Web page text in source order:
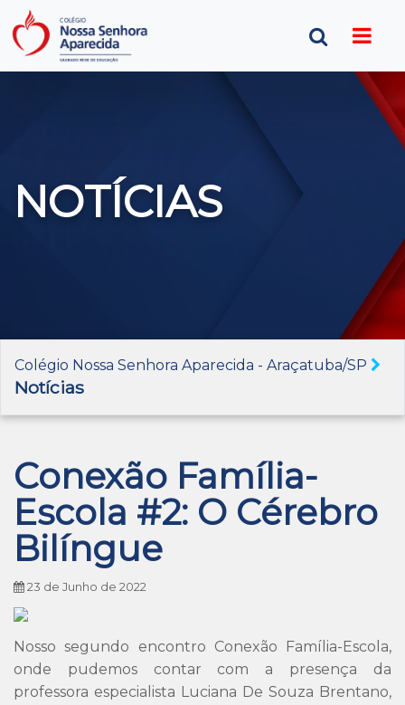
NOTÍCIAS
Colégio Nossa Senhora Aparecida - Araçatuba/SP
Notícias
Conexão Família-
Escola #2: O Cérebro
Bilíngue
23 de Junho de 2022
Nosso segundo encontro Conexão Família-Escola,
onde pudemos contar com a presença da
professora especialista Luciana De Souza Brentano,